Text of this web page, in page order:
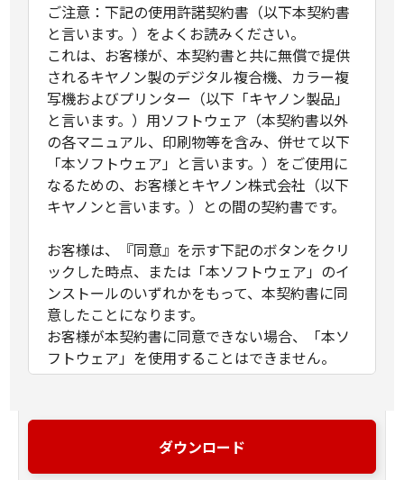
ご注意：下記の使用許諾契約書（以下本契約書
と言います。）をよくお読みください。
これは、お客様が、本契約書と共に無償で提供
されるキヤノン製のデジタル複合機、カラー複
写機およびプリンター（以下「キヤノン製品」
と言います。）用ソフトウェア（本契約書以外
の各マニュアル、印刷物等を含み、併せて以下
「本ソフトウェア」と言います。）をご使用に
なるための、お客様とキヤノン株式会社（以下
キヤノンと言います。）との間の契約書です。
お客様は、『同意』を示す下記のボタンをクリ
ックした時点、または「本ソフトウェア」のイ
ンストールのいずれかをもって、本契約書に同
意したことになります。
お客様が本契約書に同意できない場合、「本ソ
フトウェア」を使用することはできません。
(1) キヤノンは、お客様が「キヤノン製品」を利
用する目的のために、「キヤノン製品」に直接
ダウンロード